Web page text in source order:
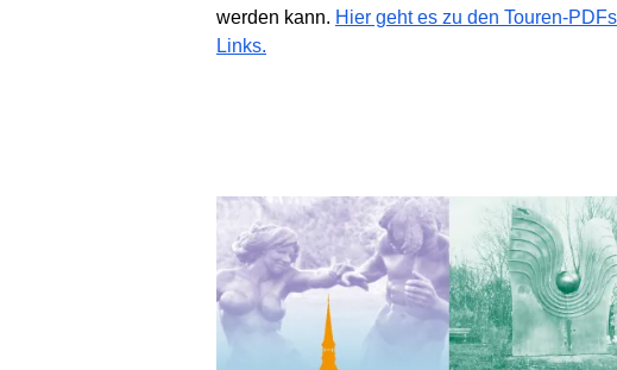
werden kann. Hier geht es zu den Touren-
Links.